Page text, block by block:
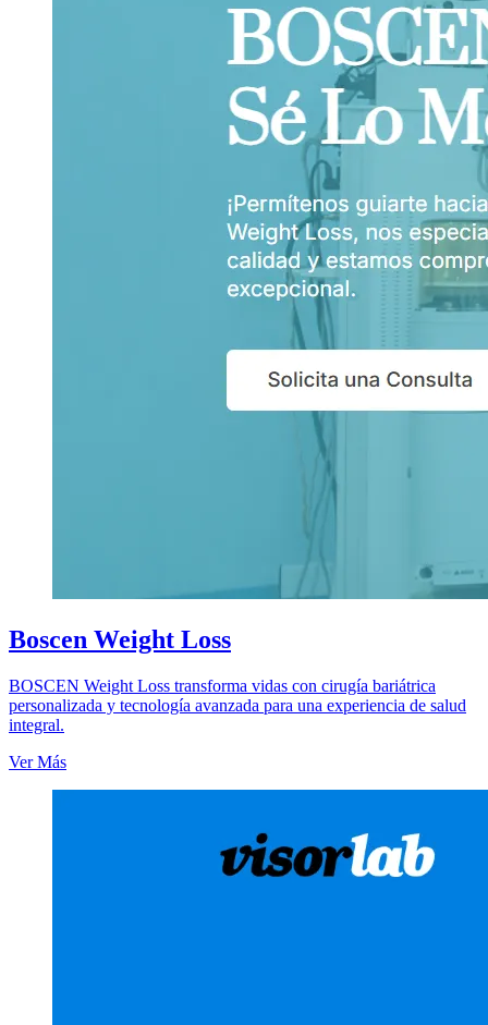
Boscen Weight Loss
BOSCEN Weight Loss transforma vidas con cirugía bariátrica
personalizada y tecnología avanzada para una experiencia de salud
integral.
Ver Más